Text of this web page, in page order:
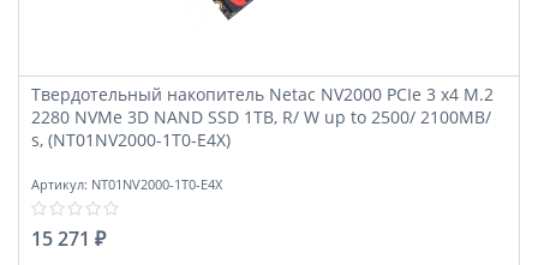
Твердотельный накопитель Netac NV2000 PCIe 3 x4 M.2
2280 NVMe 3D NAND SSD 1TB, R/ W up to 2500/ 2100MB/
s, (NT01NV2000-1T0-E4X)
Артикул: NT01NV2000-1T0-E4X
15 271 ₽